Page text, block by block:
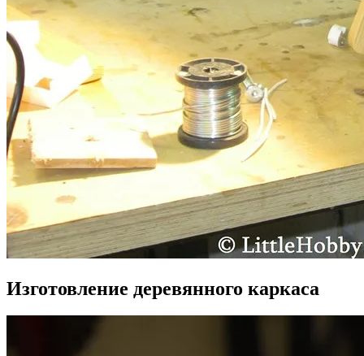
Изготовление деревянного каркаса